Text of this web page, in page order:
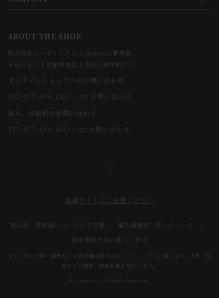
お支払方法について
お届けについて
よくあるご質問
webカタログ
求人情報
法人のお客様
スタッフ
ABOUT THE SHOP
株式会社エーディックス a.depeche事業部
〒601-8103 京都市南区上鳥羽仏現寺町23-1
オンラインショップへのお問い合わせ
TEL:075-694-1255
お問い合わせ
法人、お取引のお問い合わせ
TEL:075-694-1123
お問い合わせ
詐欺サイトにご注意ください
類似品・模倣品についてのご注意
個人情報取り扱いについて
特定商取引法に基づく表示
サイト内の文章・画像などの著作権は株式会社エーディックスに属します。文章・写
真などの複製、無断転載を禁止します。
© a.depeche All Rights Reserved.